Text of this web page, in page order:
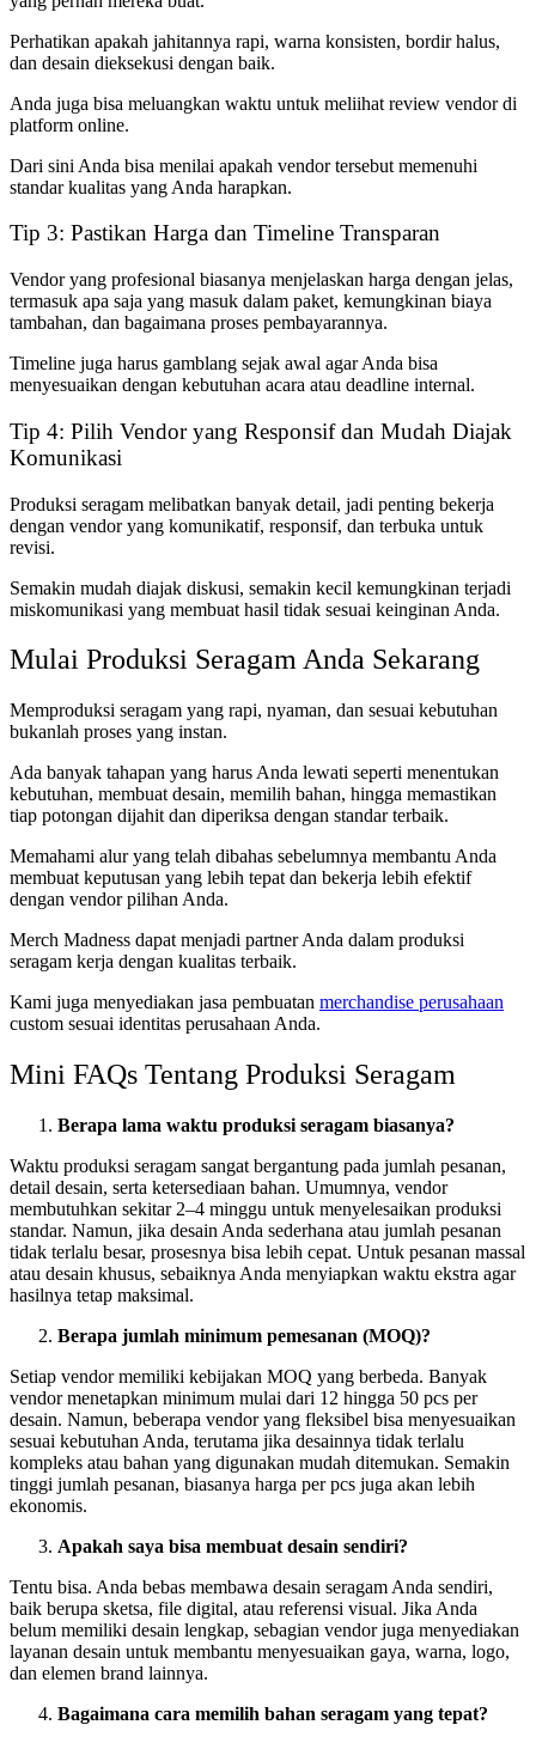
Perhatikan apakah jahitannya rapi, warna konsisten, bordir halus,
dan desain dieksekusi dengan baik.
Anda juga bisa meluangkan waktu untuk meliihat review vendor di
platform online.
Dari sini Anda bisa menilai apakah vendor tersebut memenuhi
standar kualitas yang Anda harapkan.
Tip 3: Pastikan Harga dan Timeline Transparan
Vendor yang profesional biasanya menjelaskan harga dengan jelas,
termasuk apa saja yang masuk dalam paket, kemungkinan biaya
tambahan, dan bagaimana proses pembayarannya.
Timeline juga harus gamblang sejak awal agar Anda bisa
menyesuaikan dengan kebutuhan acara atau deadline internal.
Tip 4: Pilih Vendor yang Responsif dan Mudah Diajak
Komunikasi
Produksi seragam melibatkan banyak detail, jadi penting bekerja
dengan vendor yang komunikatif, responsif, dan terbuka untuk
revisi.
Semakin mudah diajak diskusi, semakin kecil kemungkinan terjadi
miskomunikasi yang membuat hasil tidak sesuai keinginan Anda.
Mulai Produksi Seragam Anda Sekarang
Memproduksi seragam yang rapi, nyaman, dan sesuai kebutuhan
bukanlah proses yang instan.
Ada banyak tahapan yang harus Anda lewati seperti menentukan
kebutuhan, membuat desain, memilih bahan, hingga memastikan
tiap potongan dijahit dan diperiksa dengan standar terbaik.
Memahami alur yang telah dibahas sebelumnya membantu Anda
membuat keputusan yang lebih tepat dan bekerja lebih efektif
dengan vendor pilihan Anda.
Merch Madness dapat menjadi partner Anda dalam produksi
seragam kerja dengan kualitas terbaik.
Kami juga menyediakan jasa pembuatan merchandise perusahaan
custom sesuai identitas perusahaan Anda.
Mini FAQs Tentang Produksi Seragam
Berapa lama waktu produksi seragam biasanya?
Waktu produksi seragam sangat bergantung pada jumlah pesanan,
detail desain, serta ketersediaan bahan. Umumnya, vendor
membutuhkan sekitar 2–4 minggu untuk menyelesaikan produksi
standar. Namun, jika desain Anda sederhana atau jumlah pesanan
tidak terlalu besar, prosesnya bisa lebih cepat. Untuk pesanan massal
atau desain khusus, sebaiknya Anda menyiapkan waktu ekstra agar
hasilnya tetap maksimal.
Berapa jumlah minimum pemesanan (MOQ)?
Setiap vendor memiliki kebijakan MOQ yang berbeda. Banyak
vendor menetapkan minimum mulai dari 12 hingga 50 pcs per
desain. Namun, beberapa vendor yang fleksibel bisa menyesuaikan
sesuai kebutuhan Anda, terutama jika desainnya tidak terlalu
kompleks atau bahan yang digunakan mudah ditemukan. Semakin
tinggi jumlah pesanan, biasanya harga per pcs juga akan lebih
ekonomis.
Apakah saya bisa membuat desain sendiri?
Tentu bisa. Anda bebas membawa desain seragam Anda sendiri,
baik berupa sketsa, file digital, atau referensi visual. Jika Anda
belum memiliki desain lengkap, sebagian vendor juga menyediakan
layanan desain untuk membantu menyesuaikan gaya, warna, logo,
dan elemen brand lainnya.
Bagaimana cara memilih bahan seragam yang tepat?